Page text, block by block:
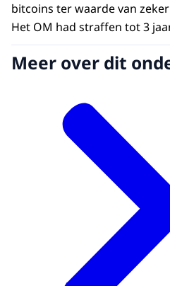
bitcoins ter waarde van
Het OM had straffen tot 3
Meer over dit